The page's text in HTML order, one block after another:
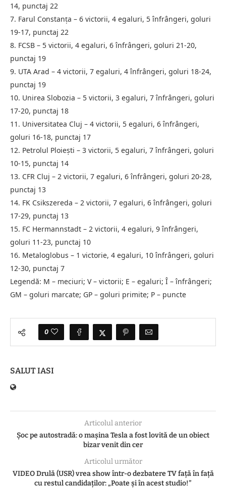
14, punctaj 22
7. Farul Constanța – 6 victorii, 4 egaluri, 5 înfrângeri, goluri
19-17, punctaj 22
8. FCSB – 5 victorii, 4 egaluri, 6 înfrângeri, goluri 21-20,
punctaj 19
9. UTA Arad – 4 victorii, 7 egaluri, 4 înfrângeri, goluri 18-24,
punctaj 19
10. Unirea Slobozia – 5 victorii, 3 egaluri, 7 înfrângeri, goluri
17-20, punctaj 18
11. Universitatea Cluj – 4 victorii, 5 egaluri, 6 înfrângeri,
goluri 16-18, punctaj 17
12. Petrolul Ploiești – 3 victorii, 5 egaluri, 7 înfrângeri, goluri
10-15, punctaj 14
13. CFR Cluj – 2 victorii, 7 egaluri, 6 înfrângeri, goluri 20-28,
punctaj 13
14. FK Csikszereda – 2 victorii, 7 egaluri, 6 înfrângeri, goluri
17-29, punctaj 13
15. FC Hermannstadt – 2 victorii, 4 egaluri, 9 înfrângeri,
goluri 11-23, punctaj 10
16. Metaloglobus – 1 victorie, 4 egaluri, 10 înfrângeri, goluri
12-30, punctaj 7
Legendă: M – meciuri; V – victorii; E – egaluri; Î – înfrângeri;
GM – goluri marcate; GP – goluri primite; P – puncte
0
SALUT IASI
Articolul anterior
Șoc pe autostradă: o mașina Tesla a fost lovită de un obiect
bizar venit din cer
Articolul următor
VIDEO Drulă (USR) vrea show într-o dezbatere TV față în față
cu restul candidaților: „Poate și în acest studio!”